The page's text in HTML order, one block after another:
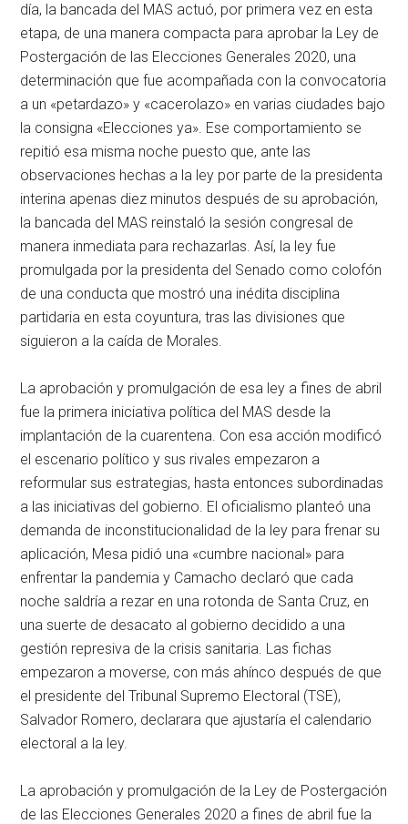
día, la bancada del MAS actuó, por primera vez en esta
etapa, de una manera compacta para aprobar la Ley de
Postergación de las Elecciones Generales 2020, una
determinación que fue acompañada con la convocatoria
a un «petardazo» y «cacerolazo» en varias ciudades bajo
la consigna «Elecciones ya». Ese comportamiento se
repitió esa misma noche puesto que, ante las
observaciones hechas a la ley por parte de la presidenta
interina apenas diez minutos después de su aprobación,
la bancada del MAS reinstaló la sesión congresal de
manera inmediata para rechazarlas. Así, la ley fue
promulgada por la presidenta del Senado como colofón
de una conducta que mostró una inédita disciplina
partidaria en esta coyuntura, tras las divisiones que
siguieron a la caída de Morales.
La aprobación y promulgación de esa ley a fines de abril
fue la primera iniciativa política del MAS desde la
implantación de la cuarentena. Con esa acción modificó
el escenario político y sus rivales empezaron a
reformular sus estrategias, hasta entonces subordinadas
a las iniciativas del gobierno. El oficialismo planteó una
demanda de inconstitucionalidad de la ley para frenar su
aplicación, Mesa pidió una «cumbre nacional» para
enfrentar la pandemia y Camacho declaró que cada
noche saldría a rezar en una rotonda de Santa Cruz, en
una suerte de desacato al gobierno decidido a una
gestión represiva de la crisis sanitaria. Las fichas
empezaron a moverse, con más ahínco después de que
el presidente del Tribunal Supremo Electoral (TSE),
Salvador Romero, declarara que ajustaría el calendario
electoral a la ley.
La aprobación y promulgación de la Ley de Postergación
de las Elecciones Generales 2020 a fines de abril fue la